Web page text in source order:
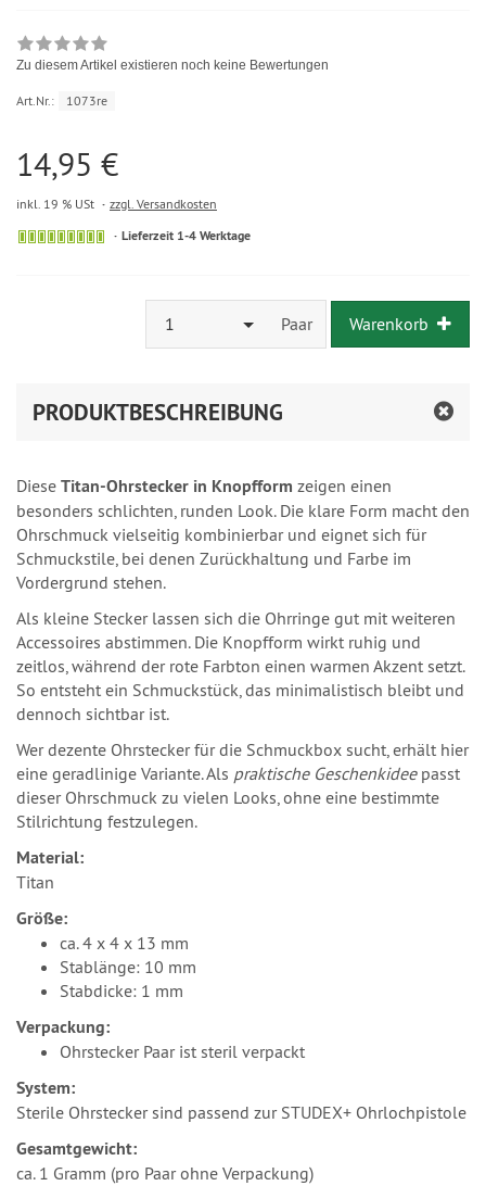
Zu diesem Artikel existieren noch keine Bewertungen
Art.Nr.: 1073re
14,95 €
inkl. 19 % USt zzgl. Versandkosten
Lieferzeit 1-4 Werktage
1 Paar Warenkorb
PRODUKTBESCHREIBUNG
Diese Titan-Ohrstecker in Knopfform zeigen einen
besonders schlichten, runden Look. Die klare Form macht den
Ohrschmuck vielseitig kombinierbar und eignet sich für
Schmuckstile, bei denen Zurückhaltung und Farbe im
Vordergrund stehen.
Als kleine Stecker lassen sich die Ohrringe gut mit weiteren
Accessoires abstimmen. Die Knopfform wirkt ruhig und
zeitlos, während der rote Farbton einen warmen Akzent setzt.
So entsteht ein Schmuckstück, das minimalistisch bleibt und
dennoch sichtbar ist.
Wer dezente Ohrstecker für die Schmuckbox sucht, erhält hier
eine geradlinige Variante. Als praktische Geschenkideepasst
dieser Ohrschmuck zu vielen Looks, ohne eine bestimmte
Stilrichtung festzulegen.
Material:
Titan
Größe:
ca. 4 x 4 x 13 mm
Stablänge: 10 mm
Stabdicke: 1 mm
Verpackung:
Ohrstecker Paar ist steril verpackt
System:
Sterile Ohrstecker sind passend zur STUDEX+ Ohrlochpistole
Gesamtgewicht:
ca. 1 Gramm (pro Paar ohne Verpackung)